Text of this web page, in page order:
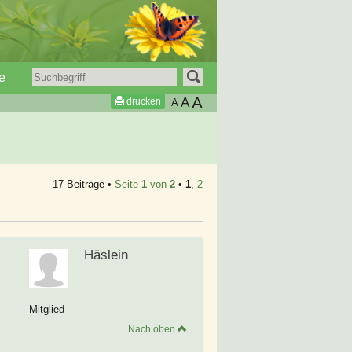
drucken A AA
17 Beiträge • Seite 1 von 2 • 1 2
Häslein
Mitglied
Nach oben